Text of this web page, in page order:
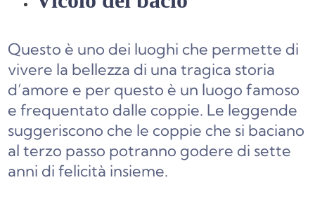
Questo è uno dei luoghi che permette di
vivere la bellezza di una tragica storia
d’amore e per questo è un luogo famoso
e frequentato dalle coppie. Le leggende
suggeriscono che le coppie che si baciano
al terzo passo potranno godere di sette
anni di felicità insieme.